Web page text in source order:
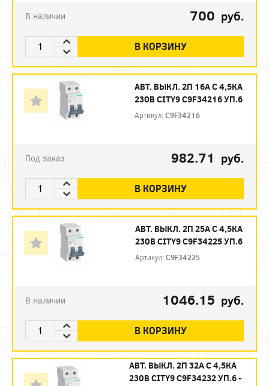
В наличии 700 руб.
В КОРЗИНУ
АВТ. ВЫКЛ. 2П 16А С 4,5КА
230В CITY9 C9F34216 УП.6
Артикул:C9F34216
Под заказ 982.71 руб.
В КОРЗИНУ
АВТ. ВЫКЛ. 2П 25А С 4,5КА
230В CITY9 C9F34225 УП.6
Артикул:C9F34225
В наличии 1046.15 руб.
В КОРЗИНУ
АВТ. ВЫКЛ. 2П 32А С 4,5КА
230В CITY9 C9F34232 УП.6 -